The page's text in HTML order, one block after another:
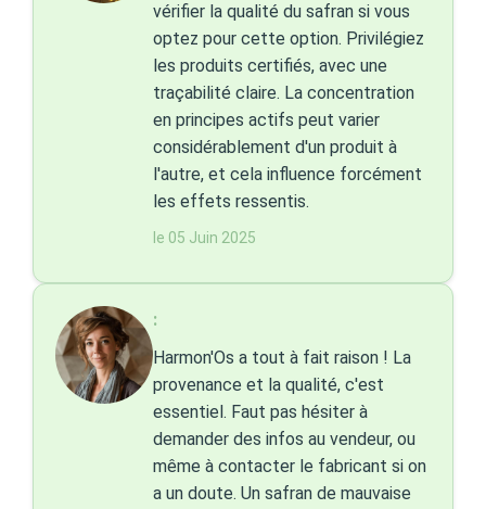
vérifier la qualité du safran si vous
optez pour cette option. Privilégiez
les produits certifiés, avec une
traçabilité claire. La concentration
en principes actifs peut varier
considérablement d'un produit à
l'autre, et cela influence forcément
les effets ressentis.
le 05 Juin 2025
:
Harmon'Os a tout à fait raison ! La
provenance et la qualité, c'est
essentiel. Faut pas hésiter à
demander des infos au vendeur, ou
même à contacter le fabricant si on
a un doute. Un safran de mauvaise